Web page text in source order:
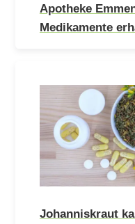
Apotheke
Medikamente
Johanniskraut